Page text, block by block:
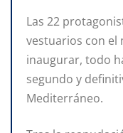
Las 22
vestuarios con
inaugurar, todo
segundo y
Mediterráneo.